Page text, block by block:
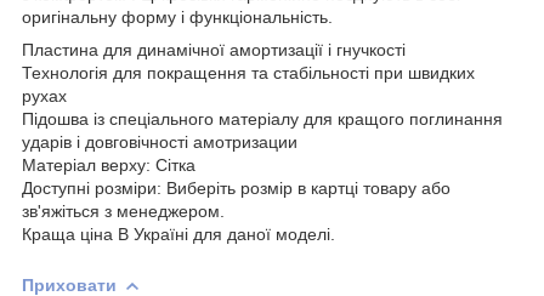
оригінальну форму і функціональність.
Пластина для динамічної амортизації і гнучкості
Технологія для покращення та стабільності при швидких
рухах
Підошва із спеціального матеріалу для кращого поглинання
ударів і довговічності амотризации
Матеріал верху: Сітка
Доступні розміри: Виберіть розмір в картці товару або
зв'яжіться з менеджером.
Краща ціна В Україні для даної моделі.
Приховати